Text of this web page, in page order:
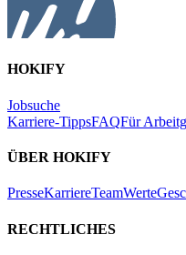
HOKIFY
Jobsuche
Karriere-TippsFAQFür
ÜBER HOKIFY
PresseKarriereTeamWerte
RECHTLICHES